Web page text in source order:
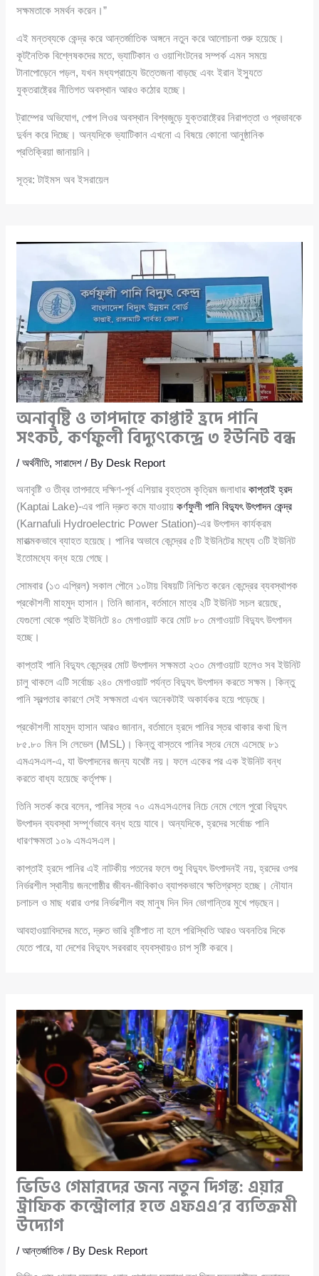
সক্ষমতাকে সমর্থন করেন।”
এই মন্তব্যকে কেন্দ্র করে আন্তর্জাতিক অঙ্গনে নতুন করে আলোচনা শুরু হয়েছে।
কূটনৈতিক বিশ্লেষকদের মতে, ভ্যাটিকান ও ওয়াশিংটনের সম্পর্ক এমন সময়ে
টানাপোড়েনে পড়ল, যখন মধ্যপ্রাচ্যে উত্তেজনা বাড়ছে এবং ইরান ইস্যুতে
যুক্তরাষ্ট্রের নীতিগত অবস্থান আরও কঠোর হচ্ছে।
ট্রাম্পের অভিযোগ, পোপ লিওর অবস্থান বিশ্বজুড়ে যুক্তরাষ্ট্রের নিরাপত্তা ও প্রভাবকে
দুর্বল করে দিচ্ছে। অন্যদিকে ভ্যাটিকান এখনো এ বিষয়ে কোনো আনুষ্ঠানিক
প্রতিক্রিয়া জানায়নি।
সূত্র: টাইমস অব ইসরায়েল
অনাবৃষ্টি ও তাপদাহে কাপ্তাই হ্রদে পানি
সংকট, কর্ণফুলী বিদ্যুৎকেন্দ্রে ৩ ইউনিট বন্ধ
/অর্থনীতি,সারাদেশ / By Desk Report
অনাবৃষ্টি ও তীব্র তাপদাহে দক্ষিণ-পূর্ব এশিয়ার বৃহত্তম কৃত্রিম জলাধারকাপ্তাই হ্রদ
(Kaptai Lake)-এর পানি দ্রুত কমে যাওয়ায়কর্ণফুলী পানি বিদ্যুৎ উৎপাদন কেন্দ্র
(Karnafuli Hydroelectric Power Station)-এর উৎপাদন কার্যক্রম
মারাত্মকভাবে ব্যাহত হয়েছে। পানির অভাবে কেন্দ্রের ৫টি ইউনিটের মধ্যে ৩টি ইউনিট
ইতোমধ্যে বন্ধ হয়ে গেছে।
সোমবার (১৩ এপ্রিল) সকাল পৌনে ১০টায় বিষয়টি নিশ্চিত করেন কেন্দ্রের ব্যবস্থাপক
প্রকৌশলী মাহমুদ হাসান। তিনি জানান, বর্তমানে মাত্র ২টি ইউনিট সচল রয়েছে,
যেগুলো থেকে প্রতি ইউনিটে ৪০ মেগাওয়াট করে মোট ৮০ মেগাওয়াট বিদ্যুৎ উৎপাদন
হচ্ছে।
কাপ্তাই পানি বিদ্যুৎ কেন্দ্রের মোট উৎপাদন সক্ষমতা ২৩০ মেগাওয়াট হলেও সব ইউনিট
চালু থাকলে এটি সর্বোচ্চ ২৪০ মেগাওয়াট পর্যন্ত বিদ্যুৎ উৎপাদন করতে সক্ষম। কিন্তু
পানি স্বল্পতার কারণে সেই সক্ষমতা এখন অনেকটাই অকার্যকর হয়ে পড়েছে।
প্রকৌশলী মাহমুদ হাসান আরও জানান, বর্তমানে হ্রদে পানির স্তর থাকার কথা ছিল
৮৫.৮০ মিন সি লেভেল (MSL)। কিন্তু বাস্তবে পানির স্তর নেমে এসেছে ৮১
এমএসএল-এ, যা উৎপাদনের জন্য যথেষ্ট নয়। ফলে একের পর এক ইউনিট বন্ধ
করতে বাধ্য হয়েছে কর্তৃপক্ষ।
তিনি সতর্ক করে বলেন, পানির স্তর ৭০ এমএসএলের নিচে নেমে গেলে পুরো বিদ্যুৎ
উৎপাদন ব্যবস্থা সম্পূর্ণভাবে বন্ধ হয়ে যাবে। অন্যদিকে, হ্রদের সর্বোচ্চ পানি
ধারণক্ষমতা ১০৯ এমএসএল।
কাপ্তাই হ্রদে পানির এই নাটকীয় পতনের ফলে শুধু বিদ্যুৎ উৎপাদনই নয়, হ্রদের ওপর
নির্ভরশীল স্থানীয় জনগোষ্ঠীর জীবন-জীবিকাও ব্যাপকভাবে ক্ষতিগ্রস্ত হচ্ছে। নৌযান
চলাচল ও মাছ ধরার ওপর নির্ভরশীল বহু মানুষ দিন দিন ভোগান্তির মুখে পড়ছেন।
আবহাওয়াবিদদের মতে, দ্রুত ভারি বৃষ্টিপাত না হলে পরিস্থিতি আরও অবনতির দিকে
যেতে পারে, যা দেশের বিদ্যুৎ সরবরাহ ব্যবস্থায়ও চাপ সৃষ্টি করবে।
ভিডিও গেমারদের জন্য নতুন দিগন্ত: এয়ার
ট্রাফিক কন্ট্রোলার হতে এফএএ’র ব্যতিক্রমী
উদ্যোগ
/আন্তর্জাতিক / By Desk Report